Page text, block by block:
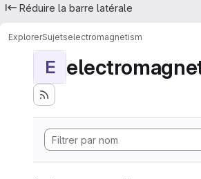
Réduire la barre latérale
ExplorerSujetselectromagnetism
E